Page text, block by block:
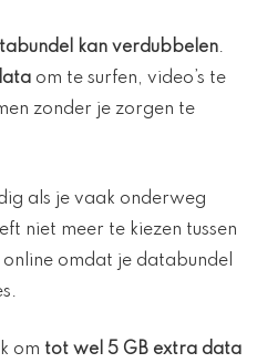
kan verdubbelen.
om te surfen, video’s te
zonder je zorgen te
als je vaak onderweg
niet meer te kiezen tussen
omdat je databundel
om tot wel 5 GB extra data